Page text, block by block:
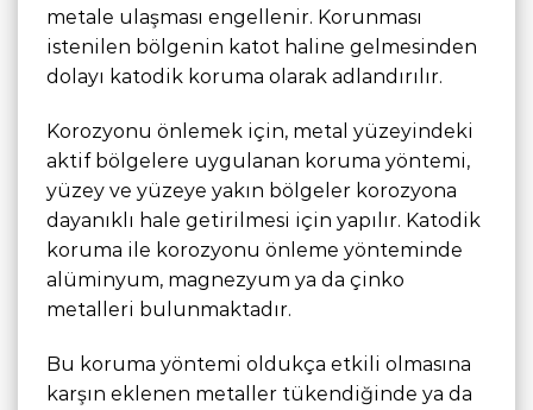
metale ulaşması engellenir. Korunması
istenilen bölgenin katot haline gelmesinden
dolayı katodik koruma olarak adlandırılır.
Korozyonu önlemek için, metal yüzeyindeki
aktif bölgelere uygulanan koruma yöntemi,
yüzey ve yüzeye yakın bölgeler korozyona
dayanıklı hale getirilmesi için yapılır. Katodik
koruma ile korozyonu önleme yönteminde
alüminyum, magnezyum ya da çinko
metalleri bulunmaktadır.
Bu koruma yöntemi oldukça etkili olmasına
karşın eklenen metaller tükendiğinde ya da